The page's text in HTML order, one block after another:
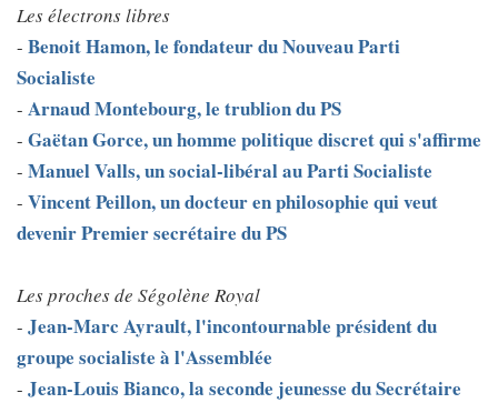
Les électrons libres
- Benoit Hamon, le fondateur du Nouveau Parti
Socialiste
- Arnaud Montebourg, le trublion du PS
- Gaëtan Gorce, un homme politique discret qui s'affirme
- Manuel Valls, un social-libéral au Parti Socialiste
- Vincent Peillon, un docteur en philosophie qui veut
devenir Premier secrétaire du PS
Les proches de Ségolène Royal
- Jean-Marc Ayrault, l'incontournable président du
groupe socialiste à l'Assemblée
- Jean-Louis Bianco, la seconde jeunesse du Secrétaire